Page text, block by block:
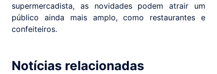
supermercadista, as novidades podem atrair um
público ainda mais amplo, como restaurantes e
confeiteiros.
Notícias relacionadas